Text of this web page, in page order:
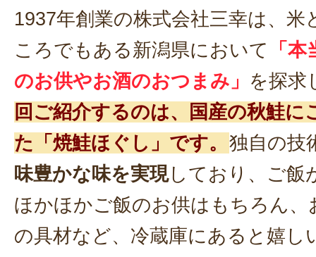
1937年創業の株式会社三幸は、
ころでもある新潟県において
「
のお供やお酒のおつまみ」 を探求
回ご紹介するのは、国産の秋鮭に
た「焼鮭ほぐし」です。 独自の技
味豊かな味を実現しており、ご飯
ほかほかご飯のお供はもちろん、
の具材など、冷蔵庫にあると嬉し